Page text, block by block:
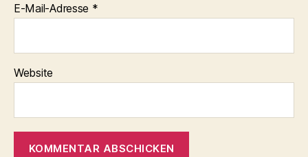
E-Mail-Adresse *
Website